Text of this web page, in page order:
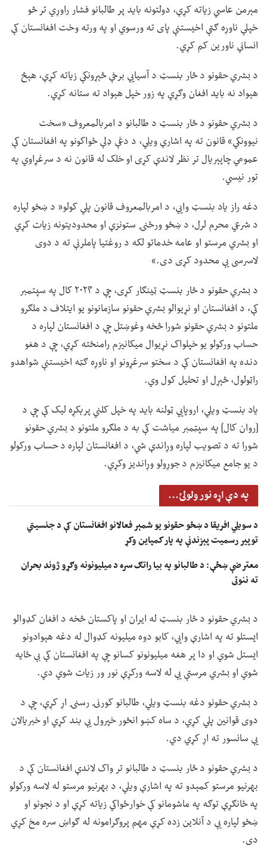
مېرمن عاسي زیاته کړې، دولتونه باید پر طالبانو فشار راوړي تر څو
خپلې ناوړه ګټې اخیستنې پای ته ورسوي او په ورته وخت افغانستان کې
انساني ناورین کم کړي.
د بشري حقونو د څار بنسټ د آسیايي برخې څېړونکې زیاته کړې، هېڅ
هېواد نه باید افغان وګړي په زور خپل هېواد ته ستانه کړي.
د بشري حقونو د څار بنسټ د طالبانو د امربالمعروف «سخت
نیوونکي» قانون ته په اشارې ویلي، د دغې ډلې ځواکونو په افغانستان کې
عمومي چاپېریال تر نظر لاندې کړی او خلک له قانون نه د سرغړاوي په
تور نیسي.
دغه راز یاد بنسټ وايي، د امربالمعروف قانون پلي کولو« د ښځو لپاره
د شرعي محرم لرل، د ښځو ورځنۍ ستونزې او محدودیتونه زیات کړي
او بشري مرستو او عامه خدماتو لکه د روغتیا پاملرنې ته د دوی
لاسرسی یې محدود کړی دی.»
د بشري حقونو د څار بنسټ ټینګار کړی، چې د ۲۰۲۴ کال په سپتمبر
کې، د افغانستان او نړیوالو بشري حقونو سازمانونو یو ایتلاف د ملګرو
ملتونو د بشري حقونو شورا څخه وغوښتل چې د افغانستان لپاره د
حساب ورکولو یو خپلواک نړیوال میکانیزم رامنځته کړي، چې د هغو
دنده په افغانستان کې د سختو سرغړونو او ناوړه ګټه اخیستنې شواهدو
راټولول، څېړل او تحلیل کول وي.
یاد بنسټ ویلي، اروپايي ټولنه باید په خپل کلني پرېکړه لیک کې چې د
[روان کال] په سپټمبر میاشت کې به د ملګرو ملتونو د بشري حقونو
شورا ته د تصویب لپاره وړاندې شي، د افغانستان لپاره د حساب ورکولو
د یو جامع میکانیزم د جوړولو وړاندیز وکړي.
په دې اړه نور ولولئ...
د سویلي افریقا د ښځو حقونو یو شمېر فعالانو افغانستان کې د جنسیتي
توپیر رسمیت پېزندنې په پار کمپاین وکړ
معترضې ښځې: د طالبانو په بیا راتګ سره د میلیونونه وګړو ژوند بحران
ته ننوتی
د بشري حقونو د څار بنسټ له ایران او پاکستان څخه د افغان کډوالو
ایستلو ته په اشارې وايي، کابو دوه میلیونه کډوال له دغه هېوادونو
ایستل شوي او دا پر هغه میلیونونو کسانو چې په افغانستان کې بې ځایه
شوي او بشري مرستې یې له لاسه ورکړې نور ور زیات شوي دي.
د بشري حقونو دغه بنسټ ویلي، طالبانو کورنۍ رسنۍ اړ کړې، چې د
دوی قوانین پلي کړي، د ساه کښو انځور خپرول یې بند کړي او خبریالان
یې سانسور ته اړ کړي دي.
د بشري حقونو د څار بنسټ د طالبانو تر واک لاندې افغانستان کې د
بهرنیو مرستو کمېدو ته په اشارې ویلي، د بهرنیو مرستو له لاسه ورکولو
په ځانګړې توګه په ماشومانو کې خوارځواکي زیاته کړې او د نجونو او
ښځو لپاره یې د آنلاین زده کړې مهم پروګرامونه له ګواښ سره مخ کړي
دي.